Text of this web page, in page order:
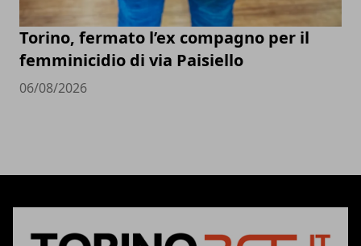
Torino, fermato l’ex compagno per il
femminicidio di via Paisiello
06/08/2026